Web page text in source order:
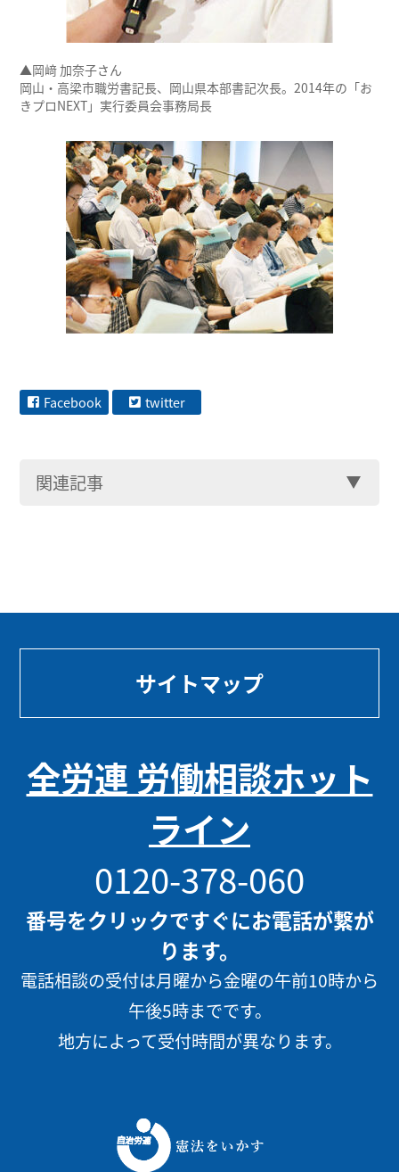
▲岡﨑 加奈子さん
岡山・高梁市職労書記長、岡山県本部書記次長。2014年の「お
きプロNEXT」実行委員会事務局長
Facebook twitter
関連記事
サイトマップ
全労連 労働相談ホット
ライン
0120-378-060
番号をクリックですぐにお電話が繋が
ります。
電話相談の受付は月曜から金曜の午前10時から
午後5時までです。
地方によって受付時間が異なります。